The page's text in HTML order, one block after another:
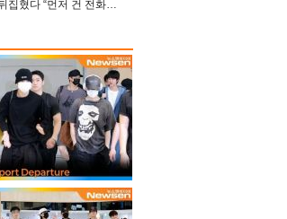
황정민 여론 또 뒤집혔다 “먼저 건 전화 62통, 그만 연락해” vs 女팬 “녹취 다 올려” 진흙탕 싸움